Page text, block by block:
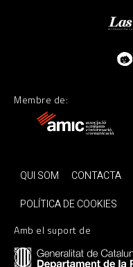
Membre de:
QUI SOM CONTACTA
POLÍTICA DE COOKIES
Amb el suport de